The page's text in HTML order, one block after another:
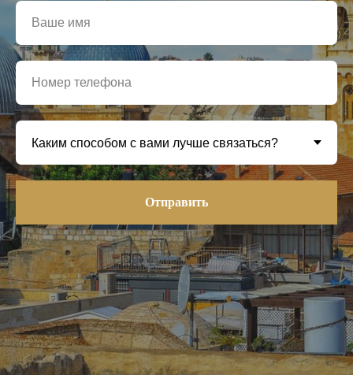
места и события, от которых зашкаливает
веселья, тепла, заботы и впечатлений,
может, и на всю жизнь. Хочется скорее
собираться в следующее путешествие с
Отправить